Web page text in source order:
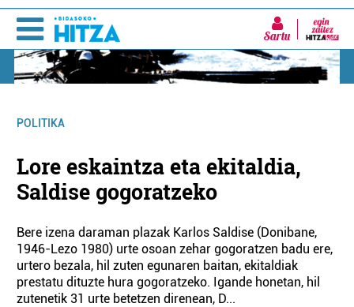
Sartu
POLITIKA
Lore eskaintza eta ekitaldia,
Saldise gogoratzeko
Bere izena daraman plazak Karlos Saldise (Donibane,
1946-Lezo 1980) urte osoan zehar gogoratzen badu ere,
urtero bezala, hil zuten egunaren baitan, ekitaldiak
prestatu dituzte hura gogoratzeko. Igande honetan, hil
zutenetik 31 urte betetzen direnean, D...